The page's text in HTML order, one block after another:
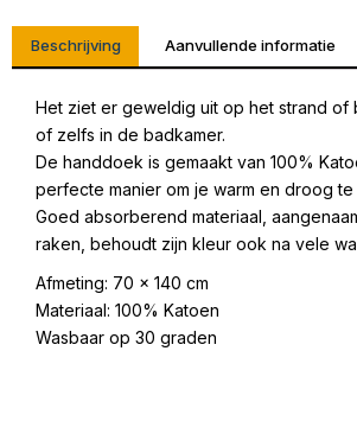
Beschrijving Aanvullende informatie
Het ziet er geweldig uit op het strand of
of zelfs in de badkamer.
De handdoek is gemaakt van 100%
perfecte manier om je warm en droog te
Goed absorberend materiaal,
raken, behoudt zijn kleur ook na vele
Afmeting: 70 x 140 cm
Materiaal: 100% Katoen
Wasbaar op 30 graden